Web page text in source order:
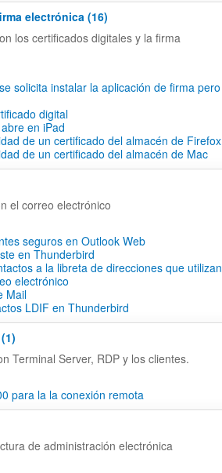
electrónica (16)
los certificados digitales y la firma
solicita instalar la aplicación de firma pero
digital
en iPad
de un certificado del almacén de Firefox
de un certificado del almacén de Mac
el correo electrónico
seguros en Outlook Web
en Thunderbird
a la libreta de direcciones que utilizan
electrónico
Mail
LDIF en Thunderbird
Terminal Server, RDP y los clientes.
para la la conexión remota
de administración electrónica